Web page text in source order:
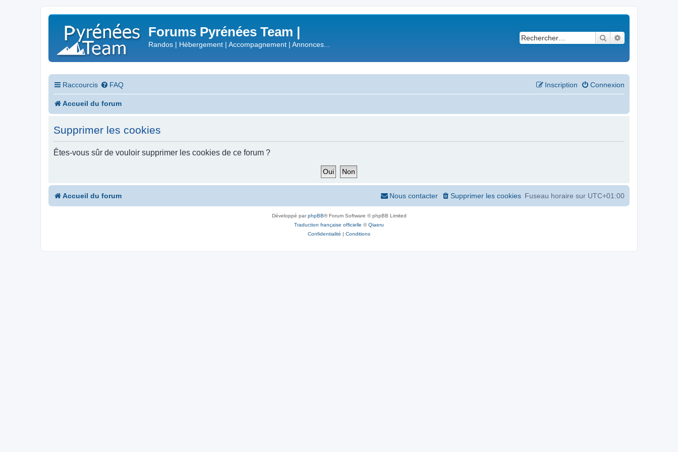
Forums Pyrénées Team |
Randos | Hébergement | Accompagnement | Annonces...
Rechercher
Raccourcis FAQ Connexion
Inscription
Accueil du forum
Supprimer les cookies
Êtes-vous sûr de vouloir supprimer les cookies de ce forum ?
Accueil du forum Fuseau horaire sur UTC+01:00
Supprimer les cookies
Nous contacter
Développé parphpBB® Forum Software © phpBB Limited
Traduction française officielle ©Qiaeru
Confidentialité | Conditions